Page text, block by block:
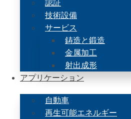
認証
技術設備
サービス
鋳造と鍛造
金属加工
射出成形
アプリケーション
自動車
再生可能エネルギー